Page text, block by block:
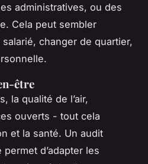
administratives, ou des
Cela peut sembler
changer de quartier,
être
la qualité de l’air,
ouverts - tout cela
et la santé. Un audit
d’adapter les